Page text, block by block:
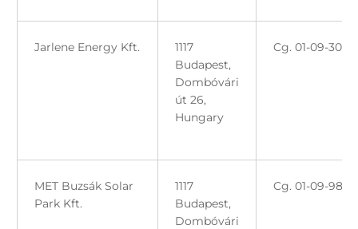
Jarlene Energy Kft.
1117
Budapest,
Dombóvári
út 26,
Hungary
Cg. 01-09-
MET Buzsák Solar
Park Kft.
1117
Budapest,
Dombóvári
Cg. 01-09-